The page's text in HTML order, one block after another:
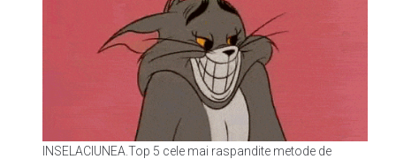
INSELACIUNEA.Top 5 cele mai raspandite metode de